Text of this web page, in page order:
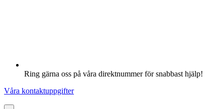
Ring gärna oss på våra direktnummer för snabbast hjälp!
Våra kontaktuppgifter